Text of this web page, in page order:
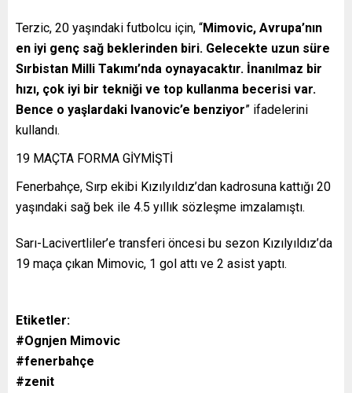
Terzic, 20 yaşındaki futbolcu için, “Mimovic, Avrupa’nın
en iyi genç sağ beklerinden biri. Gelecekte uzun süre
Sırbistan Milli Takımı’nda oynayacaktır. İnanılmaz bir
hızı, çok iyi bir tekniği ve top kullanma becerisi var.
Bence o yaşlardaki Ivanovic’e benziyor” ifadelerini
kullandı.
19 MAÇTA FORMA GİYMİŞTİ
Fenerbahçe, Sırp ekibi Kızılyıldız’dan kadrosuna kattığı 20
yaşındaki sağ bek ile 4.5 yıllık sözleşme imzalamıştı.
Sarı-Lacivertliler’e transferi öncesi bu sezon Kızılyıldız’da
19 maça çıkan Mimovic, 1 gol attı ve 2 asist yaptı.
Etiketler:
#Ognjen Mimovic
#fenerbahçe
#zenit